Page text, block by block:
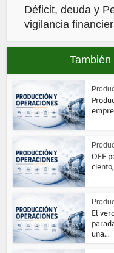
Déficit, deuda y
vigilancia
OEE
El
una...